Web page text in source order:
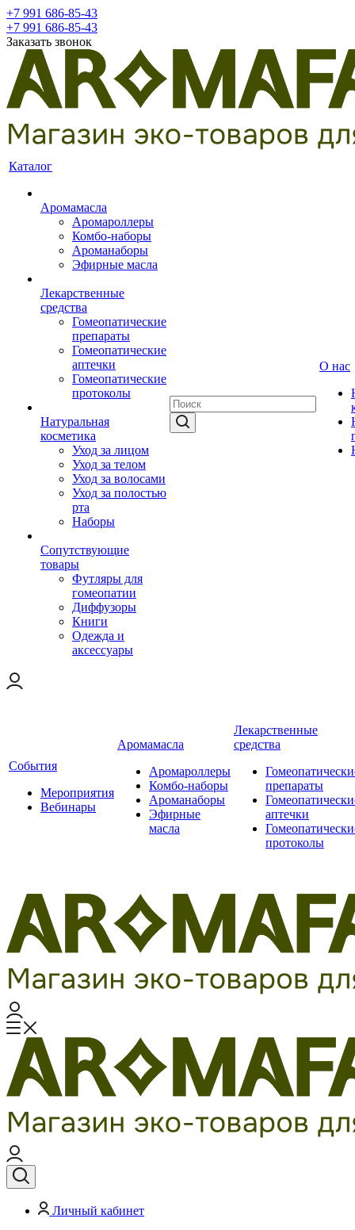
+7 991 686-85-43
+7 991 686-85-43
Заказать звонок
Каталог
Аромамасла
Аромароллеры
Комбо-наборы
Ароманаборы
Эфирные масла
Лекарственные
средства
Гомеопатические
препараты
Гомеопатические
аптечки
Гомеопатические
протоколы
Натуральная
косметика
Уход за лицом
Уход за телом
Уход за волосами
Уход за полостью
рта
Наборы
Сопутствующие
товары
Футляры для
гомеопатии
Диффузоры
Книги
Одежда и
аксессуары
О нас
События
Мероприятия
Вебинары
Аромамасла
Аромароллеры
Комбо-наборы
Ароманаборы
Эфирные
масла
Лекарственные
средства
препараты
аптечки
протоколы
Личный кабинет